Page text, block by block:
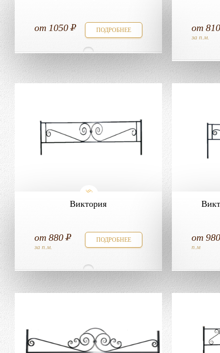
от 1050 ПОДРОБНЕЕ от 810
за п.м.
Виктория
от 880
за п.м.
ПОДРОБНЕЕ от 980
п.м